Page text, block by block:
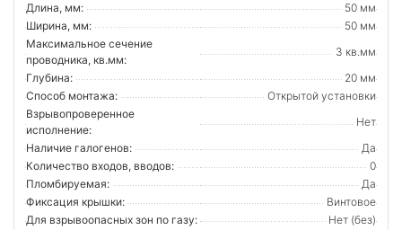
Длина, мм:
50 мм
Ширина, мм:
50 мм
Максимальное сечение
проводника, кв.мм:
3 кв.мм
Глубина:
20 мм
Способ монтажа:
Открытой установки
Взрывопроверенное
исполнение:
Нет
Наличие галогенов:
Да
Количество входов, вводов:
0
Пломбируемая:
Да
Фиксация крышки:
Винтовое
Для взрывоопасных зон по газу:
Нет (без)